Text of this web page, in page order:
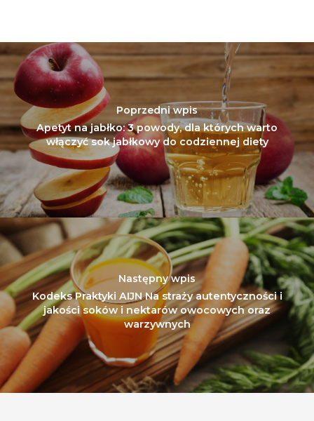
Poprzedni wpis
Apetyt na jabłko: 3 powody, dla których warto
włączyć sok jabłkowy do codziennej diety
Następny wpis
Kodeks Praktyki AIJN Na straży autentyczności i
jakości soków i nektarów owocowych oraz
warzywnych